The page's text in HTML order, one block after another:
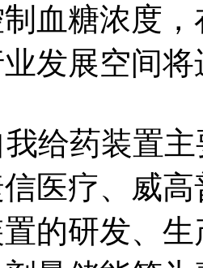
血糖浓度
发展空间
药装置主
医疗、威
的研发、